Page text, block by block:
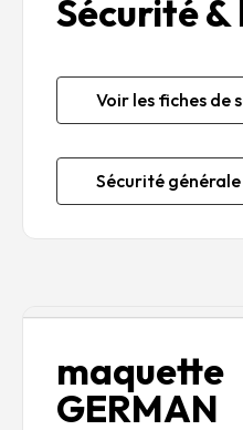
Sécurité &
Voir les fiches de
Sécurité
GERMAN